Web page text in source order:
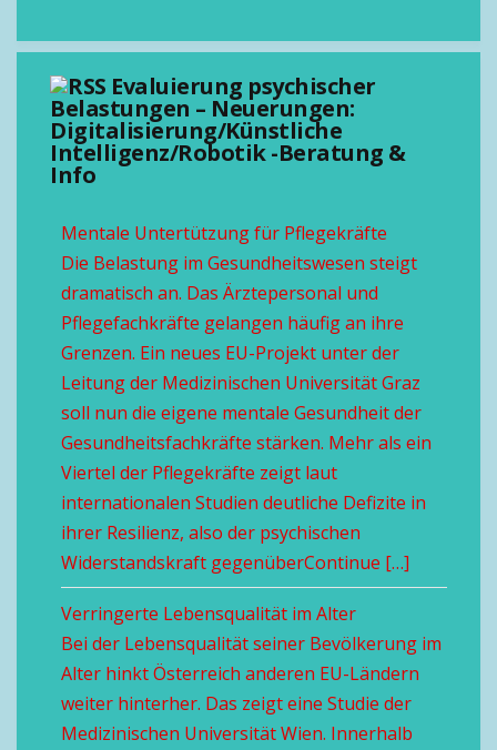
Evaluierung psychischer
Belastungen – Neuerungen:
Digitalisierung/Künstliche
Intelligenz/Robotik -Beratung &
Info
Mentale Untertützung für Pflegekräfte
Die Belastung im Gesundheitswesen steigt
dramatisch an. Das Ärztepersonal und
Pflegefachkräfte gelangen häufig an ihre
Grenzen. Ein neues EU-Projekt unter der
Leitung der Medizinischen Universität Graz
soll nun die eigene mentale Gesundheit der
Gesundheitsfachkräfte stärken. Mehr als ein
Viertel der Pflegekräfte zeigt laut
internationalen Studien deutliche Defizite in
ihrer Resilienz, also der psychischen
Widerstandskraft gegenüberContinue […]
Verringerte Lebensqualität im Alter
Bei der Lebensqualität seiner Bevölkerung im
Alter hinkt Österreich anderen EU-Ländern
weiter hinterher. Das zeigt eine Studie der
Medizinischen Universität Wien. Innerhalb